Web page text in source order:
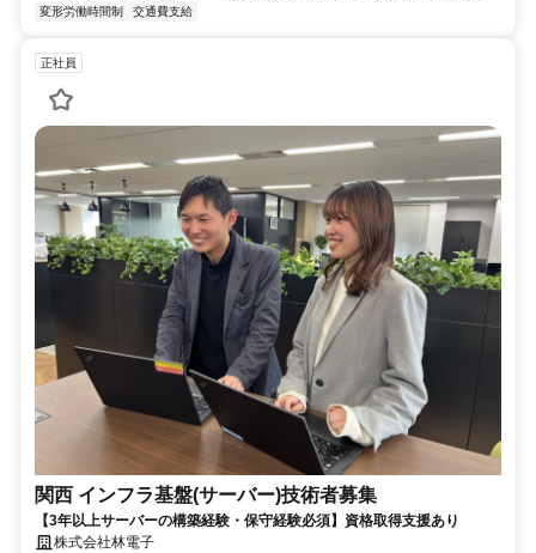
変形労働時間制 交通費支給
正社員
関西 インフラ基盤(サーバー)技術者募集
【3年以上サーバーの構築経験・保守経験必須】資格取得支援あり
株式会社林電子